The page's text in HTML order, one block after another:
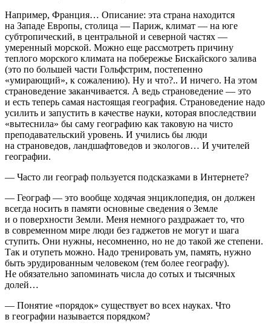
Например, Франция… Описание: эта страна находится
на Западе Европы, столица — Париж, климат — на юге
субтропический, в центральной и северной частях —
умеренный морской. Можно еще рассмотреть причину
теплого морского климата на побережье Бискайского залива
(это по большей части Гольфстрим, постепенно
«умирающий», к сожалению). Ну и что?.. И ничего. На этом
страноведение заканчивается. А ведь страноведение — это
и есть теперь самая настоящая география. Страноведение надо
усилить и запустить в качестве науки, которая впоследствии
«вытеснила» бы саму географию как таковую на чисто
преподавательский уровень. И учились бы люди
на страноведов, ландшафтоведов и экологов… И учителей
географии.
— Часто ли географ пользуется подсказками в Интернете?
— Географ — это вообще ходячая энциклопедия, он должен
всегда носить в памяти основные сведения о Земле
и о поверхности Земли. Меня немного раздражает то, что
в современном мире люди без гаджетов не могут и шага
ступить. Они нужны, несомненно, но не до такой же степени.
Так и отупеть можно. Надо тренировать ум, память, нужно
быть эрудированным человеком (тем более географу).
Не обязательно запоминать числа до сотых и тысячных
долей…
— Понятие «порядок» существует во всех науках. Что
в географии называется порядком?